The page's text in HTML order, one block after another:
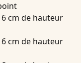
6 cm de hauteur
6 cm de hauteur